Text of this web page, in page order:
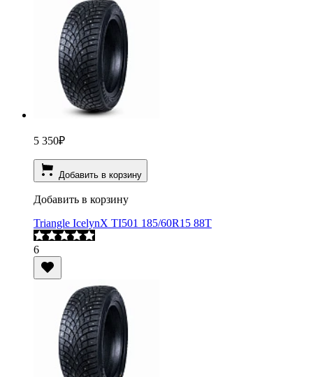
5 350₽
Добавить в корзину
Добавить в корзину
Triangle IcelynX TI501 185/60R15 88T
6